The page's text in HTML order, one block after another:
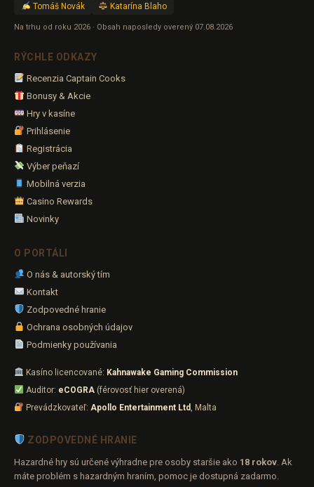
Tomáš Novák Katarína Blaho
Na trhu od roku 2026 · Obsah naposledy overený 07.08.2026
RÝCHLE ODKAZY
Recenzia Captain Cooks
Bonusy & Akcie
Hry v kasíne
Prihlásenie
Registrácia
Výber peňazí
Mobilná verzia
Casino Rewards
Novinky
O PORTÁLI
O nás & autorský tím
Kontakt
Zodpovedné hranie
Ochrana osobných údajov
Podmienky používania
Kasíno licencované: Kahnawake Gaming Commission
Auditor: eCOGRA(férovosť hier overená)
Prevádzkovateľ: Apollo Entertainment Ltd , Malta
ZODPOVEDNÉ HRANIE
Hazardné hry sú určené výhradne pre osoby staršie ako 18 rokov . Ak
máte problém s hazardným hraním, pomoc je dostupná zadarmo.